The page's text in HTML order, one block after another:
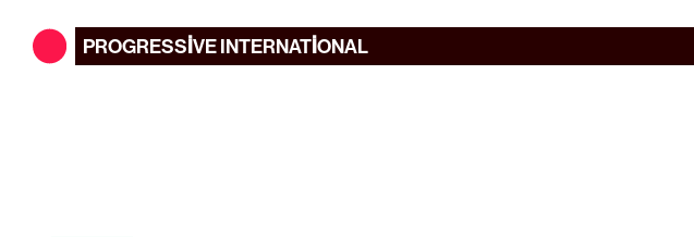
PROGRESSIVEINTERNATIONAL